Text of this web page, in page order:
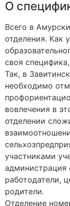
О
Всего в
отделения. Как
своя
Так, в
необходимо
вовлечения в
отделении
участниками
администрация
работодатели,
родители.
Отделение